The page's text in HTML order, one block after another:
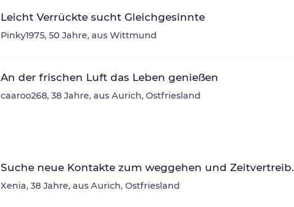
Leicht Verrückte sucht Gleichgesinnte
Pinky1975, 50 Jahre, aus Wittmund
An der frischen Luft das Leben genießen
caaroo268, 38 Jahre, aus Aurich, Ostfriesland
Suche neue Kontakte zum weggehen und Zeitvertreib.
Xenia, 38 Jahre, aus Aurich, Ostfriesland